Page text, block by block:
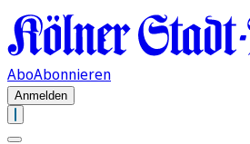
AboAbonnieren
Anmelden